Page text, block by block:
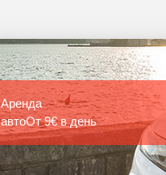
Аренда
автоОт 9€ в день